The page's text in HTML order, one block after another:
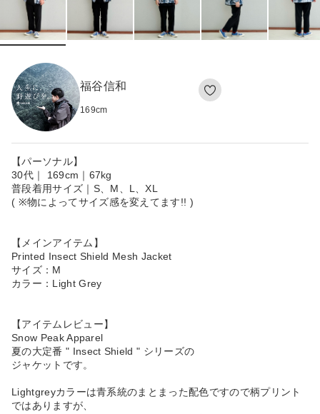
福谷信和
169cm
【パーソナル】
30代｜ 169cm｜67kg
普段着用サイズ｜S、M、L、XL
( ※物によってサイズ感を変えてます!! )
【メインアイテム】
Printed Insect Shield Mesh Jacket
サイズ：M
カラー：Light Grey
【アイテムレビュー】
Snow Peak Apparel
夏の大定番 " Insect Shield " シリーズの
ジャケットです。
Lightgreyカラーは青系統のまとまった配色ですので柄プリント
ではありますが、